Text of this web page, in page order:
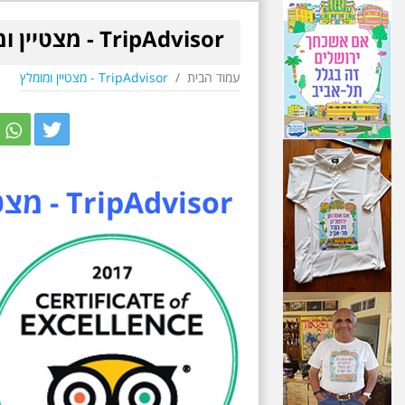
TripAdvisor - מצטיין ומומלץ
עמוד הבית / TripAdvisor - מצטיין ומומלץ